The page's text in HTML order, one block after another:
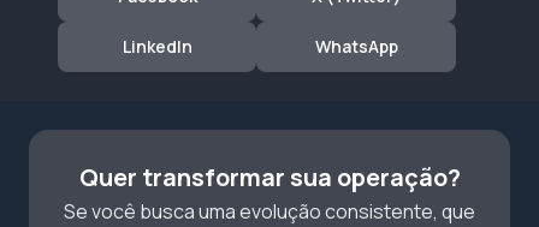
LinkedIn WhatsApp
Quer transformar sua operação?
Se você busca uma evolução consistente, que